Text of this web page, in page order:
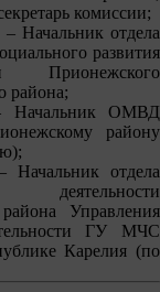
комиссии;
Начальник отдела
развития
Прионежского
района;
Начальник ОМВД
району
отдела
Управления
ГУ МЧС
Карелия (по